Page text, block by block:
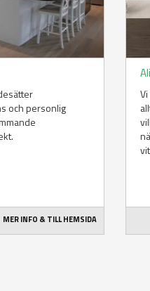
och personlig
MER INFO & TILL HEMSIDA